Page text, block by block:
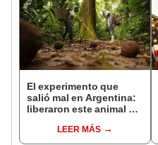
El experimento que
salió mal en Argentina:
liberaron este animal y
bosques milenarios de
la Patagonia
LEER MÁS